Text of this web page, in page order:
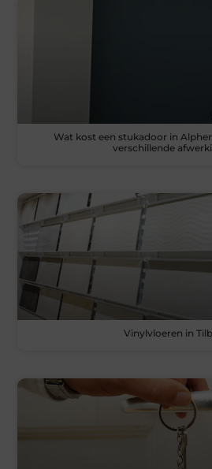
Wat kost een stukadoor in
verschillende
Vinylvloeren in